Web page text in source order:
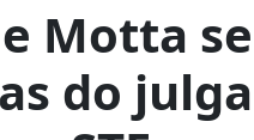
Motta
do